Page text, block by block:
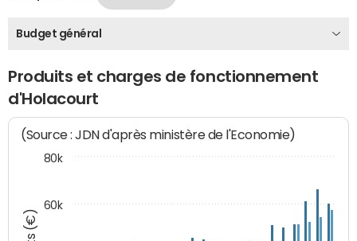
Budget général
Produits et charges de fonctionnement
d'Holacourt
(Source : JDN d'après ministère de l'Economie)
60k
80k